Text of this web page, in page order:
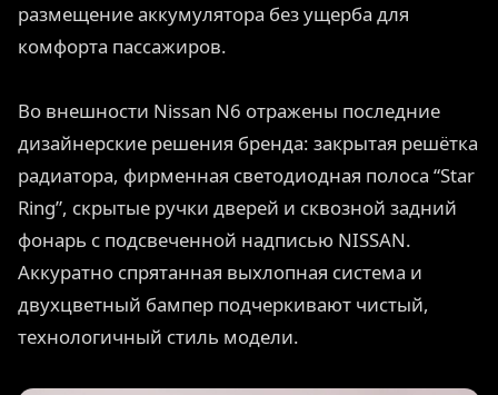
размещение аккумулятора без ущерба для
комфорта пассажиров.
Во внешности Nissan N6 отражены последние
дизайнерские решения бренда: закрытая решётка
радиатора, фирменная светодиодная полоса “Star
Ring”, скрытые ручки дверей и сквозной задний
фонарь с подсвеченной надписью NISSAN.
Аккуратно спрятанная выхлопная система и
двухцветный бампер подчеркивают чистый,
технологичный стиль модели.